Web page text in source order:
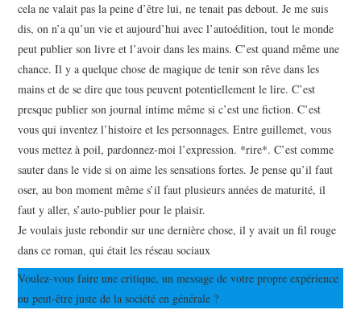
cela ne valait pas la peine d’être lui, ne tenait pas debout. Je me suis
dis, on n’a qu’un vie et aujourd’hui avec l’autoédition, tout le monde
peut publier son livre et l’avoir dans les mains. C’est quand même une
chance. Il y a quelque chose de magique de tenir son rêve dans les
mains et de se dire que tous peuvent potentiellement le lire. C’est
presque publier son journal intime même si c’est une fiction. C’est
vous qui inventez l’histoire et les personnages. Entre guillemet, vous
vous mettez à poil, pardonnez-moi l’expression. *rire*. C’est comme
sauter dans le vide si on aime les sensations fortes. Je pense qu’il faut
oser, au bon moment même s’il faut plusieurs années de maturité, il
faut y aller, s’auto-publier pour le plaisir.
Je voulais juste rebondir sur une dernière chose, il y avait un fil rouge
dans ce roman, qui était les réseau sociaux
Voulez-vous faire une critique, un message de votre propre expérience
ou peut-être juste de la société en générale ?